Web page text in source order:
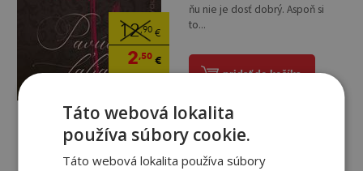
12,90€
2,50€
ňu nie je dosť dobrý. Aspoň si
to...
pridať do košíka
Táto webová lokalita
používa súbory cookie.
Táto webová lokalita používa súbory